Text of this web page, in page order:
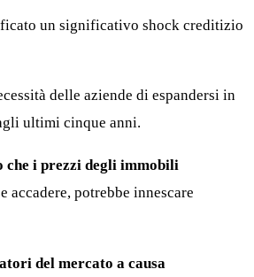
un significativo shock creditizio
delle aziende di espandersi in
ultimi cinque anni.
i prezzi degli immobili
potrebbe innescare
del mercato a causa